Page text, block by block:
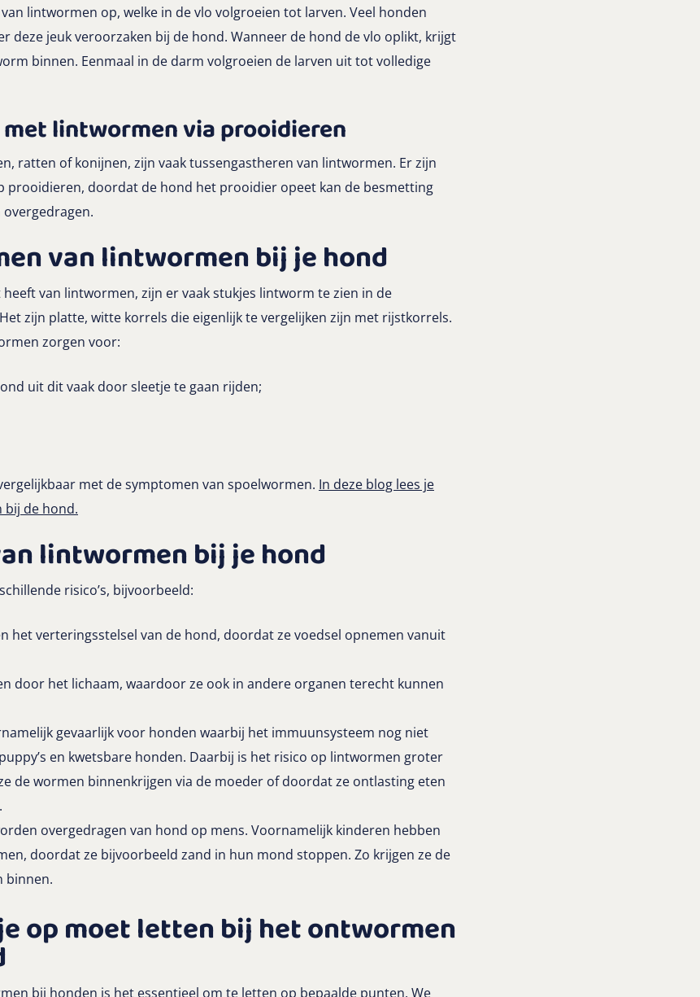
lintwormen op, welke in de vlo volgroeien tot larven. Veel honden
deze jeuk veroorzaken bij de hond. Wanneer de hond de vlo oplikt, krijgt
binnen. Eenmaal in de darm volgroeien de larven uit tot volledige
lintwormen via prooidieren
ratten of konijnen, zijn vaak tussengastheren van lintwormen. Er zijn
prooidieren, doordat de hond het prooidier opeet kan de besmetting
van lintwormen bij je hond
van lintwormen, zijn er vaak stukjes lintworm te zien in de
zijn platte, witte korrels die eigenlijk te vergelijken zijn met rijstkorrels.
zorgen voor:
uit dit vaak door sleetje te gaan rijden;
met de symptomen van spoelwormen. In deze blog lees je
bij de hond.
lintwormen bij je hond
risico’s, bijvoorbeeld:
het verteringsstelsel van de hond, doordat ze voedsel opnemen vanuit
door het lichaam, waardoor ze ook in andere organen terecht kunnen
gevaarlijk voor honden waarbij het immuunsysteem nog niet
en kwetsbare honden. Daarbij is het risico op lintwormen groter
de wormen binnenkrijgen via de moeder of doordat ze ontlasting eten
overgedragen van hond op mens. Voornamelijk kinderen hebben
doordat ze bijvoorbeeld zand in hun mond stoppen. Zo krijgen ze de
binnen.
op moet letten bij het ontwormen
bij honden is het essentieel om te letten op bepaalde punten. We